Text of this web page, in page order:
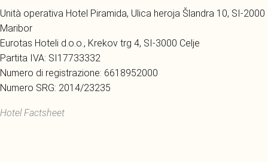
Unità operativa Hotel Piramida, Ulica heroja Šlandra 10, SI-2000
Maribor
Eurotas Hoteli d.o.o., Krekov trg 4, SI-3000 Celje
Partita IVA: SI17733332
Numero di registrazione: 6618952000
Numero SRG: 2014/23235
Hotel Factsheet